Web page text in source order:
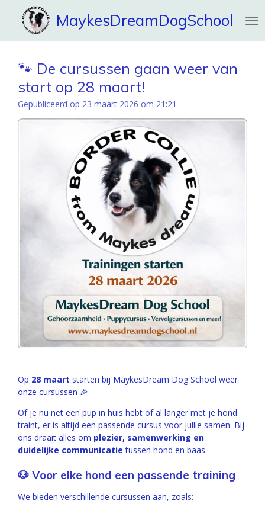
direct
hoofdinhoud
MaykesDreamDogSchool
🐾 De cursussen gaan weer van
start op 28 maart!
Gepubliceerd op 23 maart 2026 om 21:21
Op 28 maart starten bij MaykesDream Dog School weer
onze cursussen 🎉
Of je nu net een pup in huis hebt of al langer met je hond
traint, er is altijd een passende cursus voor jullie samen. Bij
ons draait alles om plezier, samenwerking en
duidelijke communicatie tussen hond en baas.
🐶 Voor elke hond een passende training
We bieden verschillende cursussen aan, zoals: